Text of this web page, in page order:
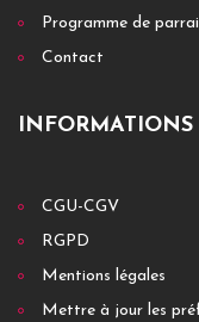
Programme de
Contact
INFORMATIONS
CGU-CGV
RGPD
Mentions légales
Mettre à jour les